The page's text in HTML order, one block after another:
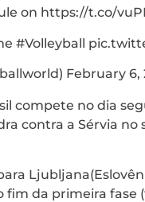
on https://t.co/
#Volleyball
February 6,
compete no dia
contra a Sérvia no
fim da primeira